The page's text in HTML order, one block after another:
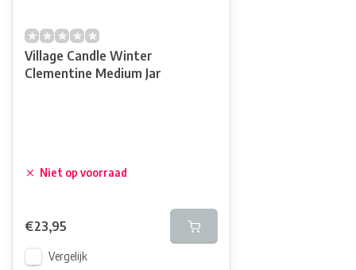
Village Candle Winter
Clementine Medium Jar
Niet op voorraad
€23,95
Vergelijk